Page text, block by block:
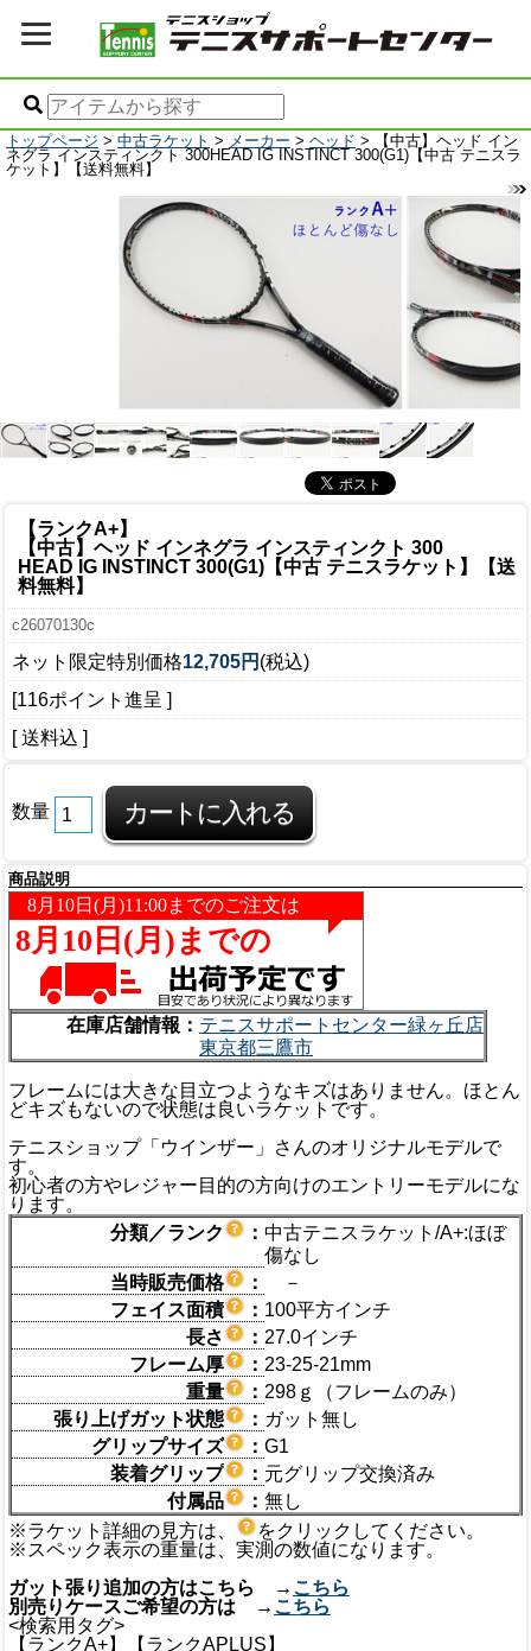
トップページ > 中古ラケット > メーカー > ヘッド > 【中古】ヘッド イン
ネグラ インスティンクト 300HEAD IG INSTINCT 300(G1)【中古 テニスラ
ケット】【送料無料】
【ランクA+】
【中古】ヘッド インネグラ インスティンクト 300
HEAD IG INSTINCT 300(G1)【中古 テニスラケット】【送
料無料】
c26070130c
ネット限定特別価格12,705円 (税込)
[116ポイント進呈 ]
[ 送料込 ]
数量
商品説明
在庫店舗情報： テニスサポートセンター緑ヶ丘店
東京都三鷹市
フレームには大きな目立つようなキズはありません。ほとん
どキズもないので状態は良いラケットです。
テニスショップ「ウインザー」さんのオリジナルモデルで
す。
初心者の方やレジャー目的の方向けのエントリーモデルにな
ります。
分類／ランク
： 中古テニスラケット/A+:ほぼ
傷なし
当時販売価格
：
－
フェイス面積
： 100平方インチ
長さ
： 27.0インチ
フレーム厚
： 23-25-21mm
重量
： 298ｇ（フレームのみ）
張り上げガット状態
： ガット無し
グリップサイズ
： G1
装着グリップ
： 元グリップ交換済み
付属品
： 無し
※ラケット詳細の見方は、
をクリックしてください。
※スペック表示の重量は、実測の数値になります。
ガット張り追加の方はこちら → こちら
別売りケースご希望の方は → こちら
<検索用タグ>
【ランクA+】【ランクAPLUS】